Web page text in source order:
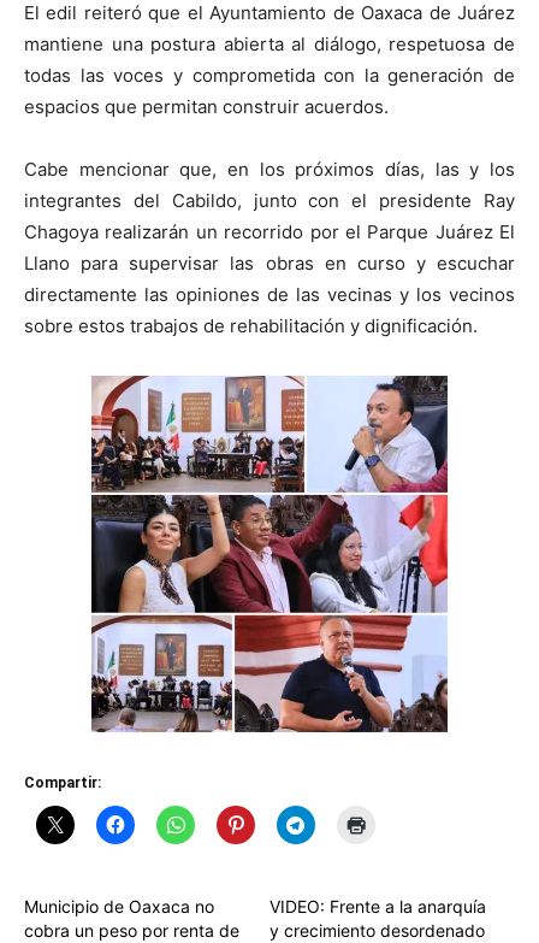
El edil reiteró que el Ayuntamiento de Oaxaca de Juárez
mantiene una postura abierta al diálogo, respetuosa de
todas las voces y comprometida con la generación de
espacios que permitan construir acuerdos.
Cabe mencionar que, en los próximos días, las y los
integrantes del Cabildo, junto con el presidente Ray
Chagoya realizarán un recorrido por el Parque Juárez El
Llano para supervisar las obras en curso y escuchar
directamente las opiniones de las vecinas y los vecinos
sobre estos trabajos de rehabilitación y dignificación.
Compartir:
Municipio de Oaxaca no
cobra un peso por renta de
VIDEO: Frente a la anarquía
y crecimiento desordenado